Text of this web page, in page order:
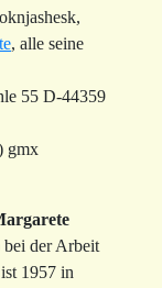
, alle seine
55 D-44359
gmx
bei der Arbeit
1957 in